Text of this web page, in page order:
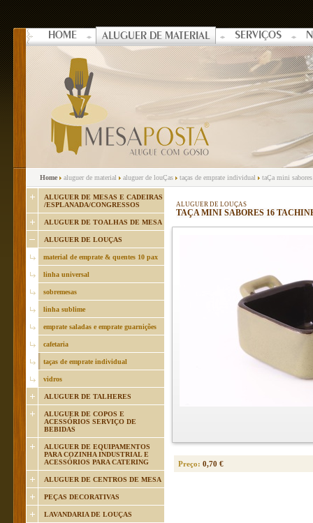
HOME ALUGUER DE MATERIAL SERVIÇOS
Home aluguer de material aluguer de louÇas taças de emprate individual taÇa mini
ALUGUER DE MESAS E CADEIRAS
/ESPLANADA/CONGRESSOS
ALUGUER DE TOALHAS DE MESA
ALUGUER DE LOUÇAS
material de emprate & quentes 10 pax
linha universal
sobremesas
linha sublime
emprate saladas e emprate guarnições
cafetaria
taças de emprate individual
vidros
ALUGUER DE TALHERES
ALUGUER DE COPOS E
ACESSÓRIOS SERVIÇO DE
BEBIDAS
ALUGUER DE EQUIPAMENTOS
PARA COZINHA INDUSTRIAL E
ACESSÓRIOS PARA CATERING
ALUGUER DE CENTROS DE MESA
PEÇAS DECORATIVAS
LAVANDARIA DE LOUÇAS
ALUGUER DE LOUÇAS
TAÇA MINI SABORES 16
Preço: 0,70 €